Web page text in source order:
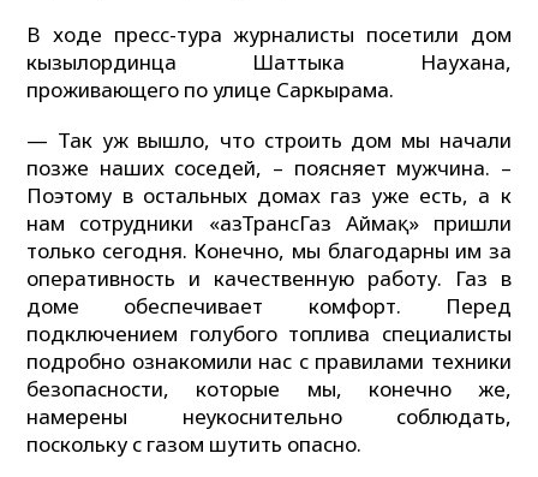
В ходе пресс-тура журналисты посетили дом
кызылординца Шаттыка Наухана,
проживающего по улице Саркырама.
— Так уж вышло, что строить дом мы начали
позже наших соседей, – поясняет мужчина. –
Поэтому в остальных домах газ уже есть, а к
нам сотрудники «ҚазТрансГаз Аймақ» пришли
только сегодня. Конечно, мы благодарны им за
оперативность и качественную работу. Газ в
доме обеспечивает комфорт. Перед
подключением голубого топлива специалисты
подробно ознакомили нас с правилами техники
безопасности, которые мы, конечно же,
намерены неукоснительно соблюдать,
поскольку с газом шутить опасно.